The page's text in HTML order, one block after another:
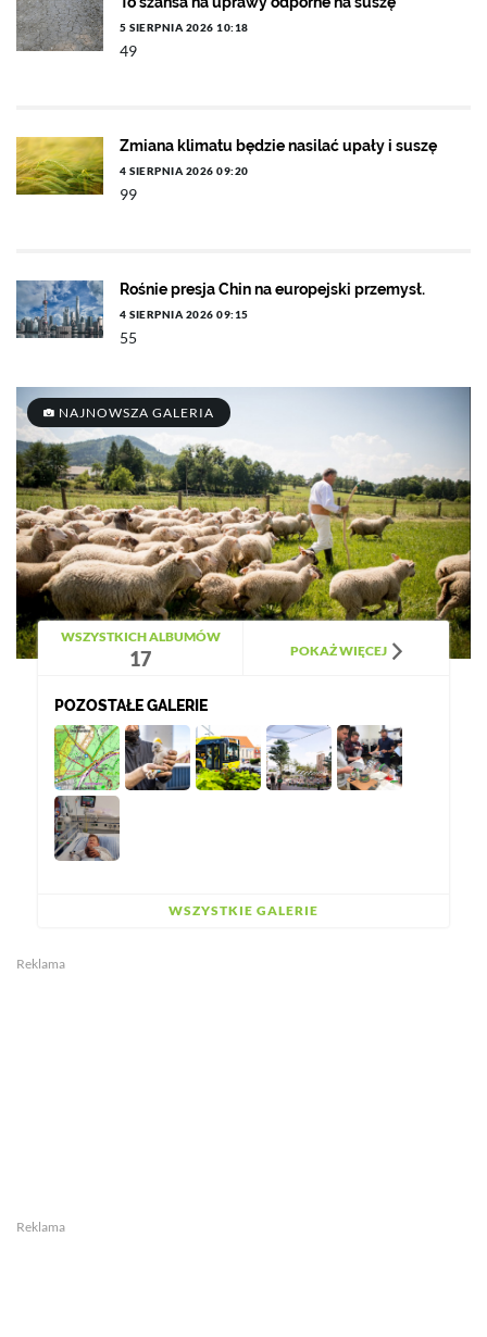
5 SIERPNIA 2026 10:18
49
Zmiana klimatu będzie nasilać upały i suszę
4 SIERPNIA 2026 09:20
99
Rośnie presja Chin na europejski przemysł.
4 SIERPNIA 2026 09:15
55
NAJNOWSZA GALERIA
WSZYSTKICH ALBUMÓW
17 POKAŻ WIĘCEJ
POZOSTAŁE GALERIE
WSZYSTKIE GALERIE
Reklama
Reklama